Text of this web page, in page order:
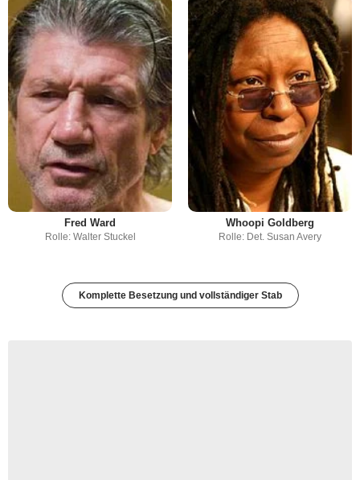
Fred Ward
Rolle: Walter Stuckel
Whoopi Goldberg
Rolle: Det. Susan Avery
Komplette Besetzung und vollständiger Stab